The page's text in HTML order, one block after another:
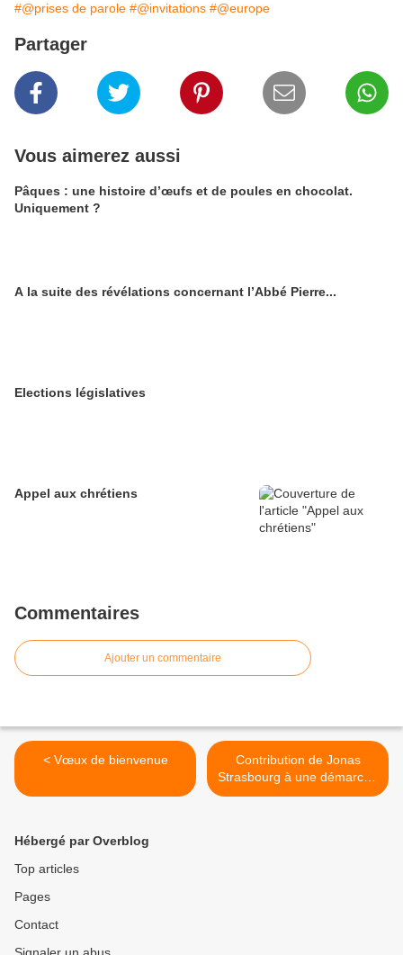
#@prises de parole #@invitations #@europe
Partager
Vous aimerez aussi
Pâques : une histoire d’œufs et de poules en chocolat.
Uniquement ?
A la suite des révélations concernant l’Abbé Pierre...
Elections législatives
Appel aux chrétiens
Commentaires
Ajouter un commentaire
< Vœux de bienvenue
Contribution de Jonas
Strasbourg à une démarche
synodale dans notre
Hébergé par Overblog
Top articles
Pages
Contact